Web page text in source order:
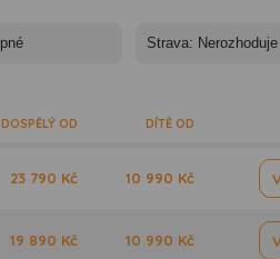
DOSPĚLÝ OD DÍTĚ OD
23 790 Kč 10 990 Kč
19 890 Kč 10 990 Kč